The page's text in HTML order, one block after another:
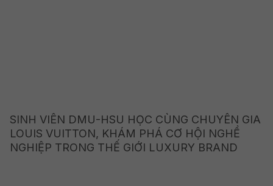
SINH VIÊN DMU-HSU HỌC CÙNG CHUYÊN GIA
LOUIS VUITTON, KHÁM PHÁ CƠ HỘI NGHỀ
NGHIỆP TRONG THẾ GIỚI LUXURY BRAND